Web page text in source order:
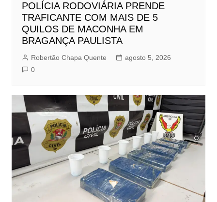
POLÍCIA RODOVIÁRIA PRENDE
TRAFICANTE COM MAIS DE 5
QUILOS DE MACONHA EM
BRAGANÇA PAULISTA
Robertão Chapa Quente
agosto 5, 2026
0